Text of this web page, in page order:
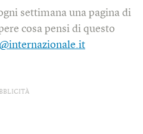
settimana una pagina di
cosa pensi di questo